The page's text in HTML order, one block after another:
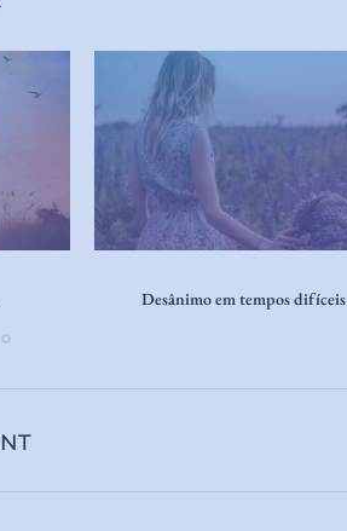
Desânimo em tempos difíceis